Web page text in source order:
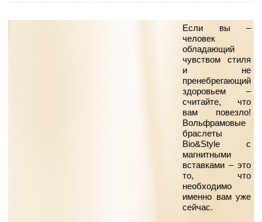
Если вы –
человек
обладающий
чувством стиля
и не
пренебрегающий
здоровьем –
считайте, что
вам повезло!
Вольфрамовые
браслеты
Bio&Style с
магнитными
вставками – это
то, что
необходимо
именно вам уже
сейчас.